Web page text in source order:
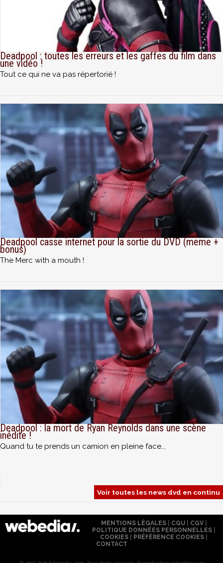
Deadpool : toutes les erreurs et les gaffes du film dans
une vidéo !
Tout ce qui ne va pas répertorié !
Deadpool casse internet pour la sortie du DVD (meme +
bonus)
The Merc with a mouth !
Deadpool : la mort de Ryan Reynolds dans une scène
inédite !
Quand tu te prends un camion en pleine face...
Voir toutes les news dvd en continu
MENTIONS LÉGALES| CGU| CGV|
POLITIQUE DONNÉES PERSONNELLES
COOKIES
PRÉFÉRENCE COOKIES
CONTACT